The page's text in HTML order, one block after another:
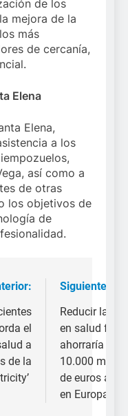
de los
mejora de la
más
de cercanía,
Elena
Elena,
a los
así como a
de otras
los objetivos de
de
el
a
de la
Siguiente:
Reducir la
en salud
ahorraría
10.000
de euros
en Europa